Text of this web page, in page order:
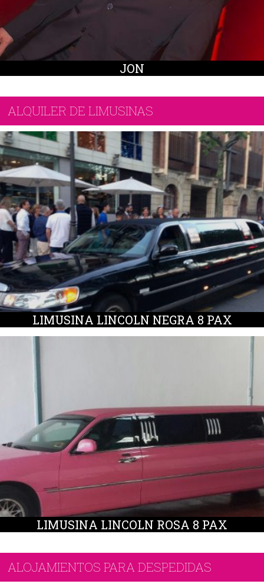
JON
ALQUILER DE LIMUSINAS
LIMUSINA LINCOLN NEGRA 8 PAX
LIMUSINA LINCOLN ROSA 8 PAX
ALOJAMIENTOS PARA DESPEDIDAS